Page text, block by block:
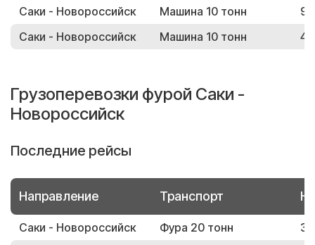
Саки - Новороссийск
Машина 10 тонн
Саки - Новороссийск
Машина 10 тонн
Грузоперевозки фурой Саки -
Новороссийск
Последние рейсы
Направление Транспорт
Саки - Новороссийск Фура 20 тонн